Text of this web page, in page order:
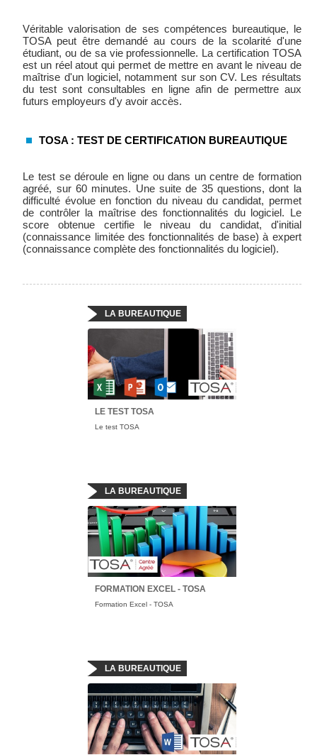
Véritable valorisation de ses compétences bureautique, le
TOSA peut être demandé au cours de la scolarité d'une
étudiant, ou de sa vie professionnelle. La certification TOSA
est un réel atout qui permet de mettre en avant le niveau de
maîtrise d'un logiciel, notamment sur son CV. Les résultats
du test sont consultables en ligne afin de permettre aux
futurs employeurs d'y avoir accès.
TOSA : TEST DE CERTIFICATION BUREAUTIQUE
Le test se déroule en ligne ou dans un centre de formation
agréé, sur 60 minutes. Une suite de 35 questions, dont la
difficulté évolue en fonction du niveau du candidat, permet
de contrôler la maîtrise des fonctionnalités du logiciel. Le
score obtenue certifie le niveau du candidat, d'initial
(connaissance limitée des fonctionnalités de base) à expert
(connaissance complète des fonctionnalités du logiciel).
LA BUREAUTIQUE
LE TEST TOSA
Le test TOSA
LA BUREAUTIQUE
FORMATION EXCEL - TOSA
Formation Excel - TOSA
LA BUREAUTIQUE